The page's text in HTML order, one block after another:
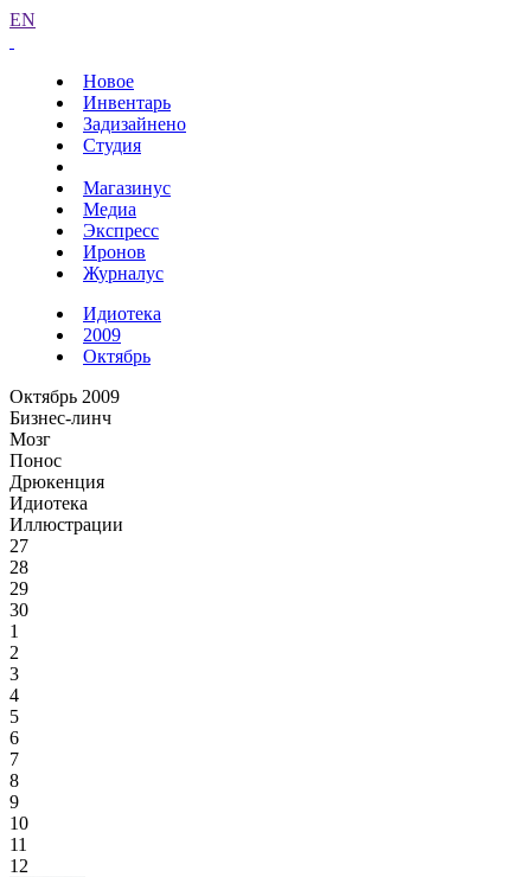
EN
Новое
Инвентарь
Задизайнено
Студия
Магазинус
Медиа
Экспресс
Иронов
Журналус
Идиотека
2009
Октябрь
Октябрь 2009
Бизнес-линч
Мозг
Понос
Дрюкенция
Идиотека
Иллюстрации
27
28
29
30
1
2
3
4
5
6
7
8
9
10
11
12